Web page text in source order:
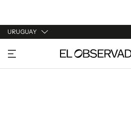
URUGUAY
URUGUAY
ARGENTINA